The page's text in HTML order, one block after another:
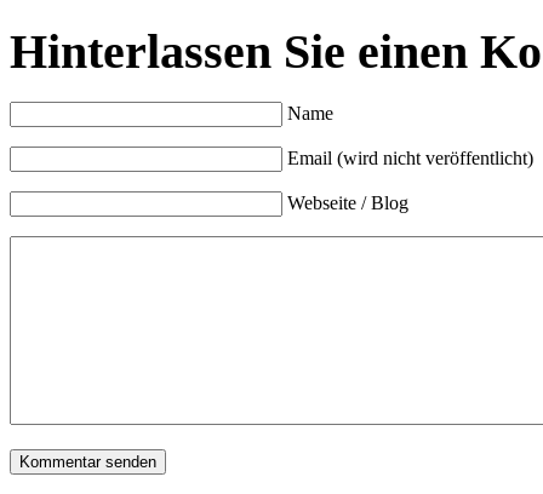
Hinterlassen Sie einen
Name
Email (wird nicht veröffentlicht)
Webseite / Blog